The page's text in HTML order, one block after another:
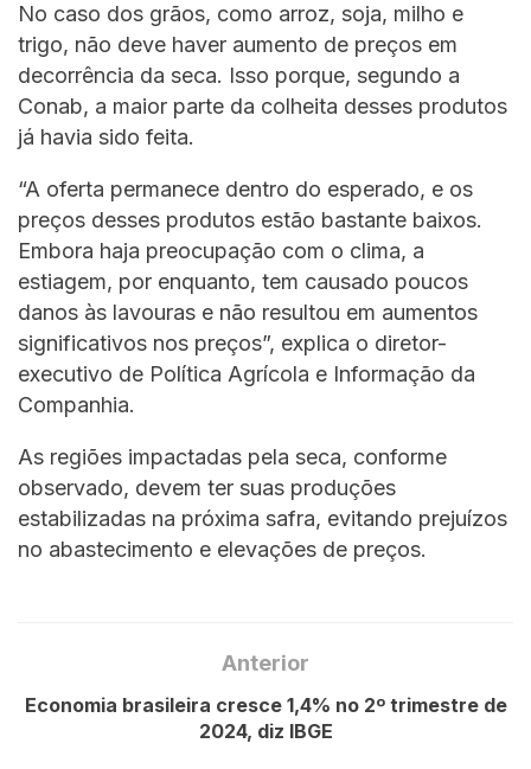
No caso dos grãos, como arroz, soja, milho e
trigo, não deve haver aumento de preços em
decorrência da seca. Isso porque, segundo a
Conab, a maior parte da colheita desses produtos
já havia sido feita.
“A oferta permanece dentro do esperado, e os
preços desses produtos estão bastante baixos.
Embora haja preocupação com o clima, a
estiagem, por enquanto, tem causado poucos
danos às lavouras e não resultou em aumentos
significativos nos preços”, explica o diretor-
executivo de Política Agrícola e Informação da
Companhia.
As regiões impactadas pela seca, conforme
observado, devem ter suas produções
estabilizadas na próxima safra, evitando prejuízos
no abastecimento e elevações de preços.
Anterior
Economia brasileira cresce 1,4% no 2º trimestre de
2024, diz IBGE